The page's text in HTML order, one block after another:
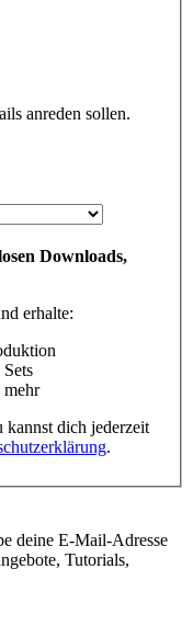
anreden sollen.
Downloads,
erhalte:
kannst dich jederzeit
.
deine E-Mail-Adresse
Tutorials,